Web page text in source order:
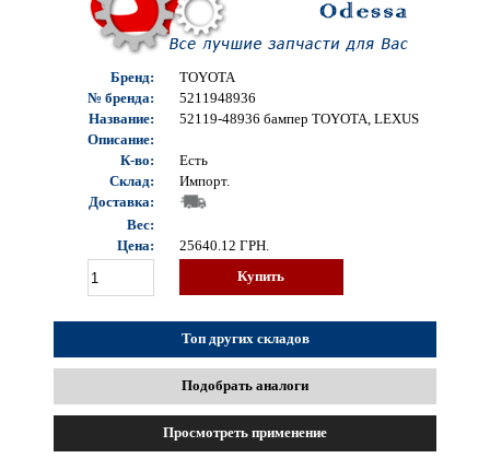
Бренд:
TOYOTA
№ бренда:
5211948936
Название:
52119-48936 бампер TOYOTA, LEXUS
Описание:
К-во:
Есть
Склад:
Импорт.
Доставка:
Вес:
Цена:
25640.12 ГРН.
Купить
Топ других складов
Подобрать аналоги
Просмотреть применение